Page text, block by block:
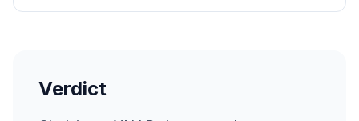
Verdict